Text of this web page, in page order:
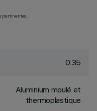
pertinentes.
0.35
Aluminium moulé et
thermoplastique